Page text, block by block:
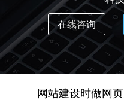
在线咨询
网站建设时做网